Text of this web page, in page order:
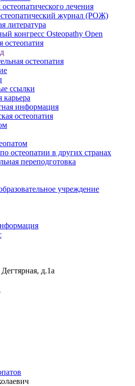
лечения
журнал (РОЖ)
литература
конгресс Osteopathy Open
остеопатия
остеопатия
ссылки
карьера
информация
остеопатия
остеопатии в других странах
переподготовка
учреждение
д.1а